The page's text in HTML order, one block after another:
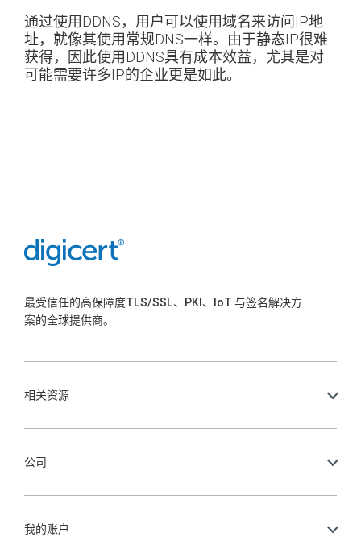
通过使用DDNS，用户可以使用域名来访问IP地
址，就像其使用常规DNS一样。由于静态IP很难
获得，因此使用DDNS具有成本效益，尤其是对
可能需要许多IP的企业更是如此。
最受信任的高保障度TLS/SSL、PKI、IoT 与签名解决方
案的全球提供商。
相关资源
公司
我的账户